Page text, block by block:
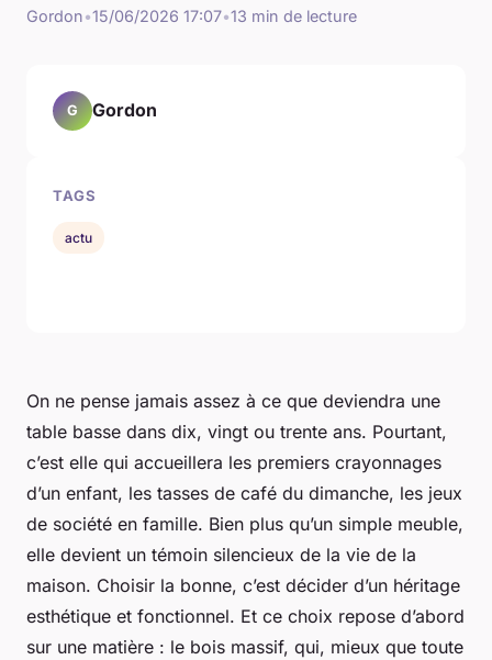
Gordon•15/06/2026 17:07•13 min de lecture
On ne pense jamais assez à ce que deviendra une
table basse dans dix, vingt ou trente ans. Pourtant,
c’est elle qui accueillera les premiers crayonnages
d’un enfant, les tasses de café du dimanche, les jeux
de société en famille. Bien plus qu’un simple meuble,
elle devient un témoin silencieux de la vie de la
maison. Choisir la bonne, c’est décider d’un héritage
esthétique et fonctionnel. Et ce choix repose d’abord
sur une matière : le bois massif, qui, mieux que toute
G Gordon
TAGS
actu